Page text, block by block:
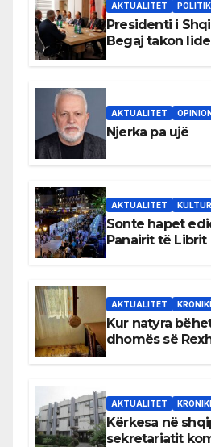
AKTUALITET
Presidenti i
Begaj takon
AKTUALITET
Njerka pa ujë
AKTUALITET
Sonte hapet
Panairit të Librit
AKTUALITET
Kur natyra
dhomës së
AKTUALITET
Kërkesa në
sekretariatit